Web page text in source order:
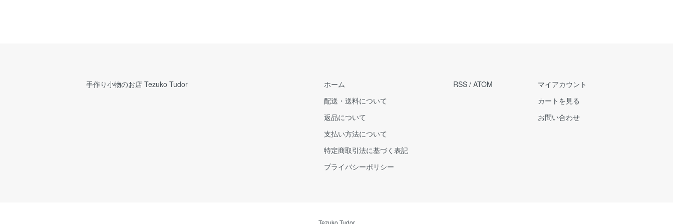
手作り小物のお店 Tezuko Tudor
ホーム
配送・送料について
返品について
支払い方法について
特定商取引法に基づく表記
プライバシーポリシー
RSS / ATOM
マイアカウント
カートを見る
お問い合わせ
Tezuko Tudor